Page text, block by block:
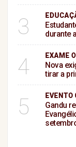
3
durante
4 EXAME
Nova
tirar a
5 EVENTO
Gandu